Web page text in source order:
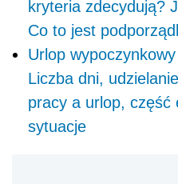
kryteria zdecydują?
Co to jest
Urlop
Liczba dni,
pracy a urlop, część
sytuacje